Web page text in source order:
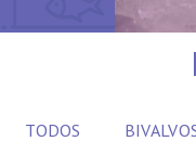
TODOS